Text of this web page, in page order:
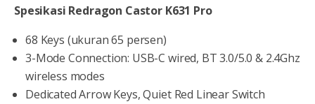
Spesikasi Redragon Castor K631 Pro
68 Keys (ukuran 65 persen)
3-Mode Connection: USB-C wired, BT 3.0/5.0 & 2.4Ghz
wireless modes
Dedicated Arrow Keys, Quiet Red Linear Switch